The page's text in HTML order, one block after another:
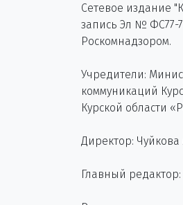
Сетевое издание
запись Эл № ФС77-
Роскомнадзором.
Учредители:
коммуникаций
Курской области
Директор:
Главный